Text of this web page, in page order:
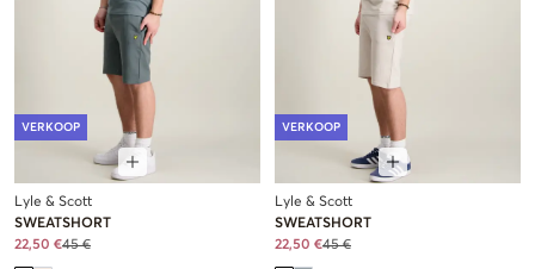
VERKOOP
Lyle & Scott
SWEATSHORT
22,50 €45 €
VERKOOP
Lyle & Scott
SWEATSHORT
22,50 €45 €